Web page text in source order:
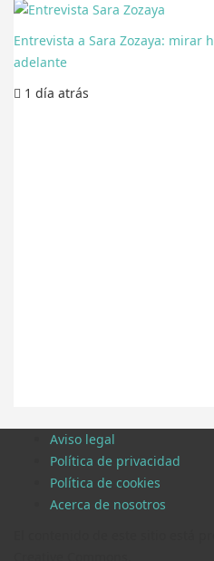
Entrevista a Sara Zozaya: mirar
adelante
1 día atrás
Aviso legal
Política de privacidad
Política de cookies
Acerca de nosotros